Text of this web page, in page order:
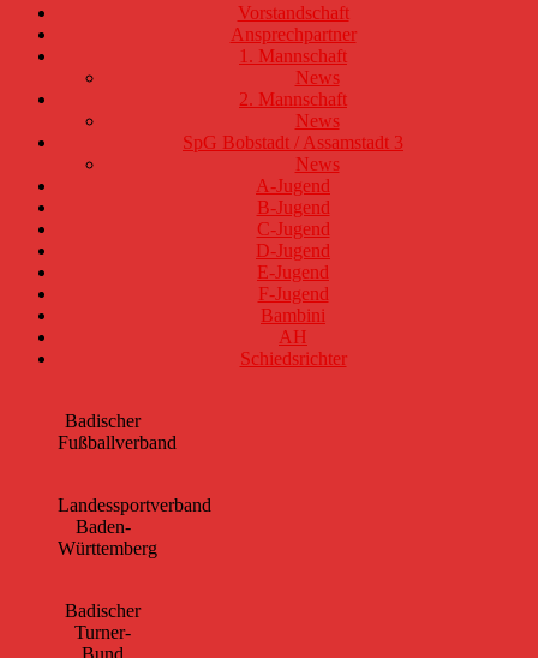
Vorstandschaft
Ansprechpartner
1. Mannschaft
News
2. Mannschaft
News
SpG Bobstadt / Assamstadt 3
News
A-Jugend
B-Jugend
C-Jugend
D-Jugend
E-Jugend
F-Jugend
Bambini
AH
Schiedsrichter
Badischer
Fußballverband
Landessportverband
Baden-
Württemberg
Badischer
Turner-
Bund